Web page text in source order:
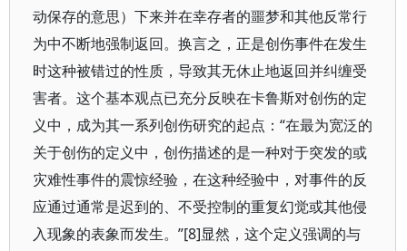
动保存的意思）下来并在幸存者的噩梦和其他反常行
为中不断地强制返回。换言之，正是创伤事件在发生
时这种被错过的性质，导致其无休止地返回并纠缠受
害者。这个基本观点已充分反映在卡鲁斯对创伤的定
义中，成为其一系列创伤研究的起点：“在最为宽泛的
关于创伤的定义中，创伤描述的是一种对于突发的或
灾难性事件的震惊经验，在这种经验中，对事件的反
应通过通常是迟到的、不受控制的重复幻觉或其他侵
入现象的表象而发生。”[8]显然，这个定义强调的与